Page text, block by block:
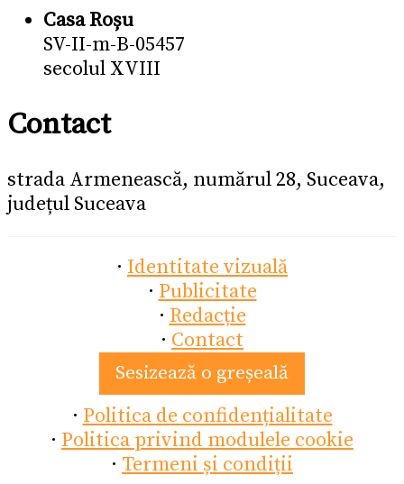
Casa Roșu
SV-II-m-B-05457
secolul XVIII
Contact
strada Armenească, numărul 28, Suceava,
județul Suceava
· Identitate vizuală
· Publicitate
· Redacție
· Contact
Sesizează o greșeală
· Politica de confidențialitate
· Politica privind modulele cookie
· Termeni și condiții